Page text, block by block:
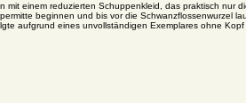
mit einem reduzierten Schuppenkleid, das praktisch
beginnen und bis vor die Schwanzflossenwurzel
aufgrund eines unvollständigen Exemplares ohne Kopf